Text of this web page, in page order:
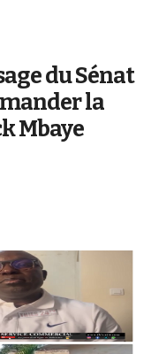
du Sénat
la
Mbaye